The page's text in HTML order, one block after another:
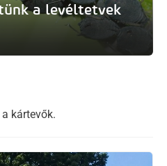
a levéltetvek
kártevők.